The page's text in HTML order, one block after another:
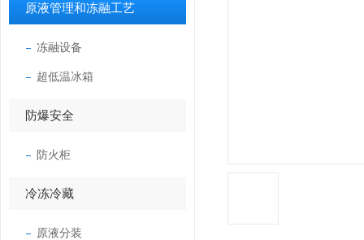
原液管理和冻融工艺
冻融设备
超低温冰箱
防爆安全
防火柜
冷冻冷藏
原液分装